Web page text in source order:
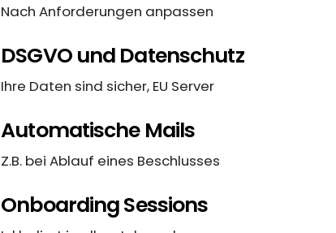
Nach Anforderungen anpassen
DSGVO und Datenschutz
Ihre Daten sind sicher, EU Server
Automatische Mails
Z.B. bei Ablauf eines Beschlusses
Onboarding Sessions